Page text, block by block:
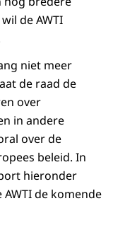
de AWTI
niet meer
de raad de
over
in andere
over de
beleid. In
hieronder
de komende